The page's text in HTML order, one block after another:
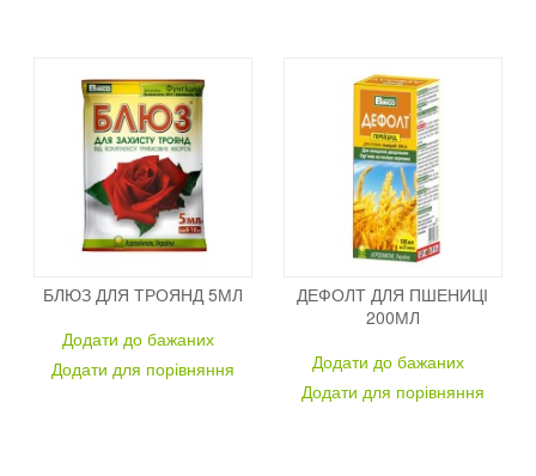
БЛЮЗ ДЛЯ ТРОЯНД 5МЛ
Додати до бажаних
Додати для порівняння
ДЕФОЛТ ДЛЯ ПШЕНИЦІ
200МЛ
Додати до бажаних
Додати для порівняння